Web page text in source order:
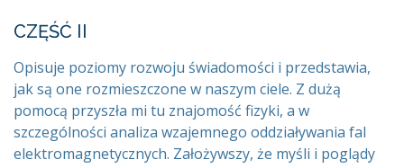
CZĘŚĆ II
Opisuje poziomy rozwoju świadomości i przedstawia,
jak są one rozmieszczone w naszym ciele. Z dużą
pomocą przyszła mi tu znajomość fizyki, a w
szczególności analiza wzajemnego oddziaływania fal
elektromagnetycznych. Założywszy, że myśli i poglądy